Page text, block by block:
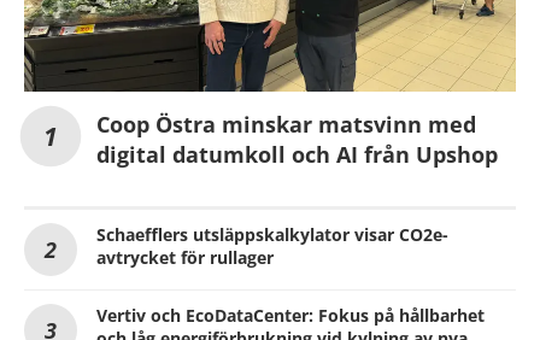
Coop Östra minskar matsvinn med
digital datumkoll och AI från Upshop
Schaefflers utsläppskalkylator visar CO2e-
avtrycket för rullager
Vertiv och EcoDataCenter: Fokus på hållbarhet